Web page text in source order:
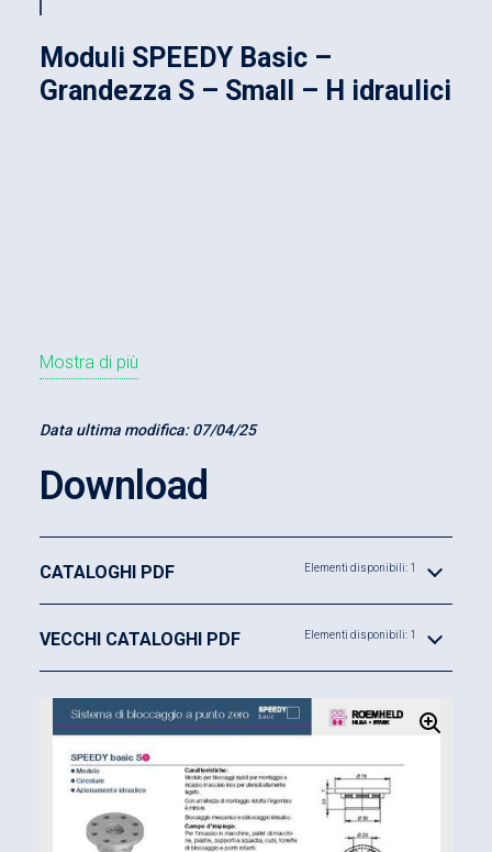
Moduli SPEEDY Basic –
Grandezza S – Small – H idraulici
Mostra di più
Data ultima modifica:07/04/25
Download
CATALOGHI PDF Elementi disponibili: 1
VECCHI CATALOGHI PDF Elementi disponibili: 1